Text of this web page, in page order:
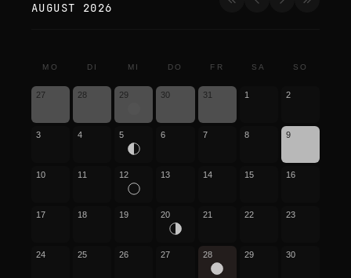
AUGUST 2026
MO DI MI DO FR SA SO
27 28 29 30 31 1 2
3 4 5 6 7 8 9
10 11 12 13 14 15 16
17 18 19 20 21 22 23
24 25 26 27 28 29 30